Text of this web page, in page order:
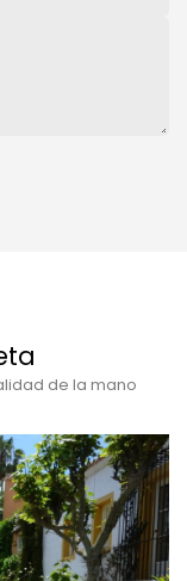
de la mano